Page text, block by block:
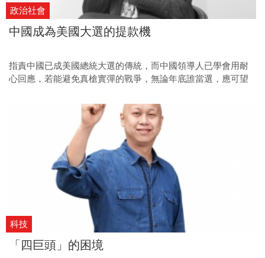
政治社會
中國成為美國大選的提款機
指責中國已成美國總統大選的傳統，而中國領導人已學會用耐
心回應，若能避免真槍實彈的戰爭，無論年底誰當選，應可望
科技
「四巨頭」的困境